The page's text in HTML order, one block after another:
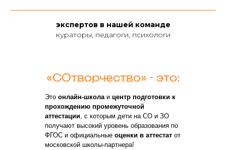
экспертов в нашей команде
кураторы, педагоги, психологи
Это онлайн-школаи центр подготовки к
прохождению промежуточной
аттестации, с которым дети на СО и ЗО
получают высокий уровень образования по
ФГОС и официальные оценки в аттестат от
московской школы-партнера!
«СОтворчество» - это:
Создано мамой
для мам: